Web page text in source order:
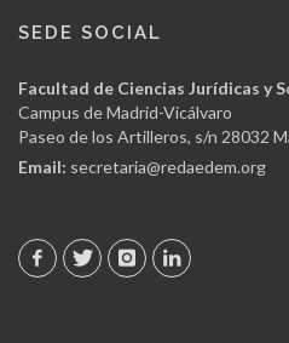
SEDE SOCIAL
Facultad de Ciencias Jurídicas y
Campus de Madrid-Vicálvaro
Paseo de los Artilleros, s/n 28032
Email: secretaria@redaedem.org